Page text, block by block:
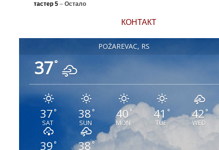
тастер 5 – Остало
КОНТАКТ
POŽAREVAC, RS
37°
37°
SAT
38 °
SUN
40°
MON
41 °
TUE
42°
WED
39° 38°